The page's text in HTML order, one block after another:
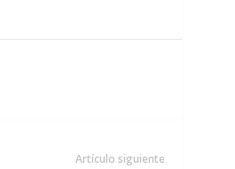
Artículo siguiente